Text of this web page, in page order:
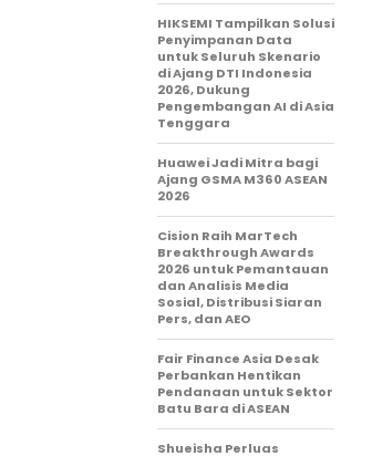
HIKSEMI Tampilkan Solusi
Penyimpanan Data
untuk Seluruh Skenario
di Ajang DTI Indonesia
2026, Dukung
Pengembangan AI di Asia
Tenggara
Huawei Jadi Mitra bagi
Ajang GSMA M360 ASEAN
2026
Cision Raih MarTech
Breakthrough Awards
2026 untuk Pemantauan
dan Analisis Media
Sosial, Distribusi Siaran
Pers, dan AEO
Fair Finance Asia Desak
Perbankan Hentikan
Pendanaan untuk Sektor
Batu Bara di ASEAN
Shueisha Perluas